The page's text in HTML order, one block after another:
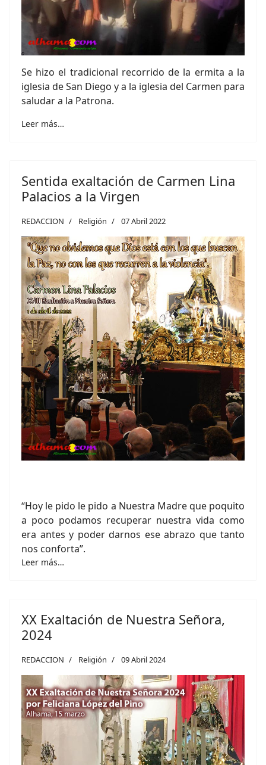
Se hizo el tradicional recorrido de la ermita a la
iglesia de San Diego y a la iglesia del Carmen para
saludar a la Patrona.
Leer más…
Sentida exaltación de Carmen Lina
Palacios a la Virgen
REDACCION Religión 07 Abril 2022
“Hoy le pido le pido a Nuestra Madre que poquito
a poco podamos recuperar nuestra vida como
era antes y poder darnos ese abrazo que tanto
nos conforta”.
Leer más…
XX Exaltación de Nuestra Señora,
2024
REDACCION Religión 09 Abril 2024